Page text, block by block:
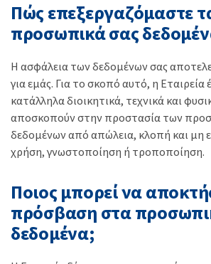
Πώς επεξεργαζόμαστε
προσωπικά σας
H ασφάλεια των δεδομένων σας
για εμάς. Για το σκοπό αυτό, η Εταιρεία
κατάλληλα διοικητικά, τεχνικά και
αποσκοπούν στην προστασία των
δεδομένων από απώλεια, κλοπή και μη
χρήση, γνωστοποίηση ή τροποποίηση.
Ποιος μπορεί να
πρόσβαση στα
δεδομένα;